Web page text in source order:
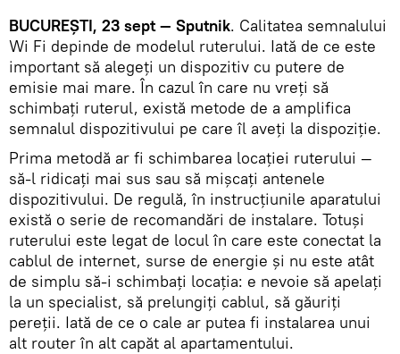
BUCUREȘTI, 23 sept — Sputnik. Calitatea semnalului
Wi Fi depinde de modelul ruterului. Iată de ce este
important să alegeți un dispozitiv cu putere de
emisie mai mare. În cazul în care nu vreți să
schimbați ruterul, există metode de a amplifica
semnalul dispozitivului pe care îl aveți la dispoziție.
Prima metodă ar fi schimbarea locației ruterului —
să-l ridicați mai sus sau să mișcați antenele
dispozitivului. De regulă, în instrucțiunile aparatului
există o serie de recomandări de instalare. Totuși
ruterului este legat de locul în care este conectat la
cablul de internet, surse de energie și nu este atât
de simplu să-i schimbați locația: e nevoie să apelați
la un specialist, să prelungiți cablul, să găuriți
pereții. Iată de ce o cale ar putea fi instalarea unui
alt router în alt capăt al apartamentului.